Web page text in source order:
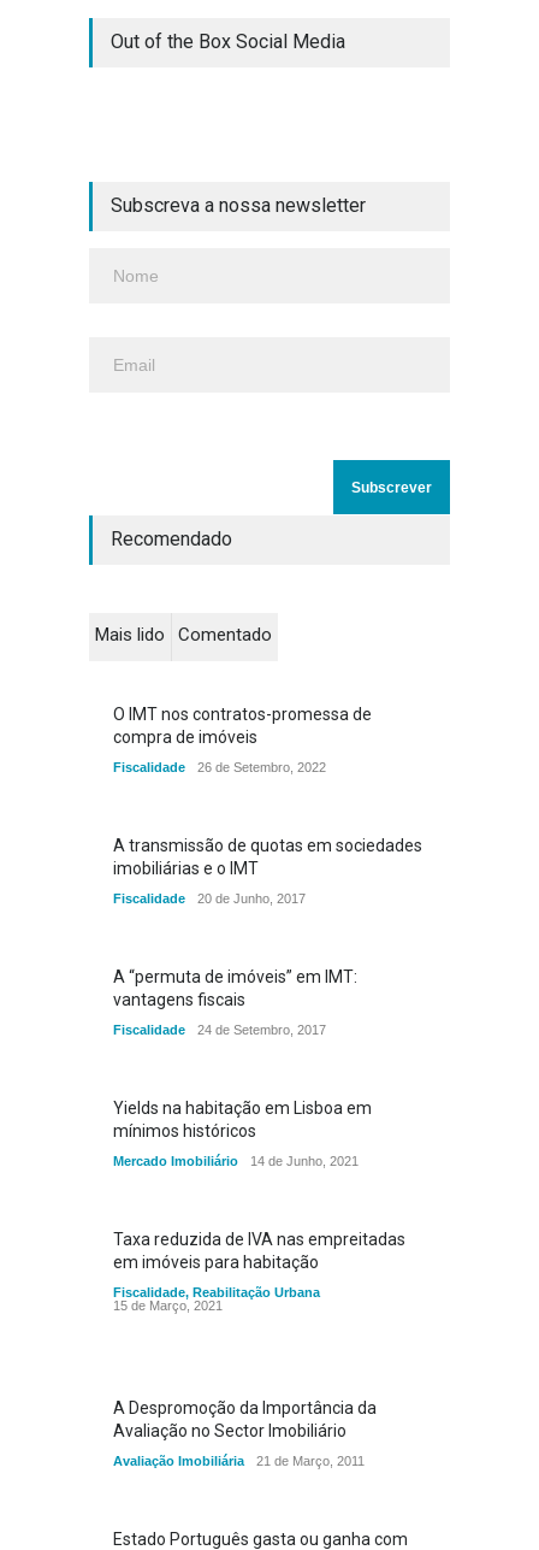
Out of the Box Social Media
Subscreva a nossa newsletter
Recomendado
Mais lido Comentado
O IMT nos contratos-promessa de
compra de imóveis
Fiscalidade 26 de Setembro, 2022
A transmissão de quotas em sociedades
imobiliárias e o IMT
Fiscalidade 20 de Junho, 2017
A “permuta de imóveis” em IMT:
vantagens fiscais
Fiscalidade 24 de Setembro, 2017
Yields na habitação em Lisboa em
mínimos históricos
Mercado Imobiliário 14 de Junho, 2021
Taxa reduzida de IVA nas empreitadas
em imóveis para habitação
Fiscalidade, Reabilitação Urbana
15 de Março, 2021
A Despromoção da Importância da
Avaliação no Sector Imobiliário
Avaliação Imobiliária 21 de Março, 2011
Estado Português gasta ou ganha com